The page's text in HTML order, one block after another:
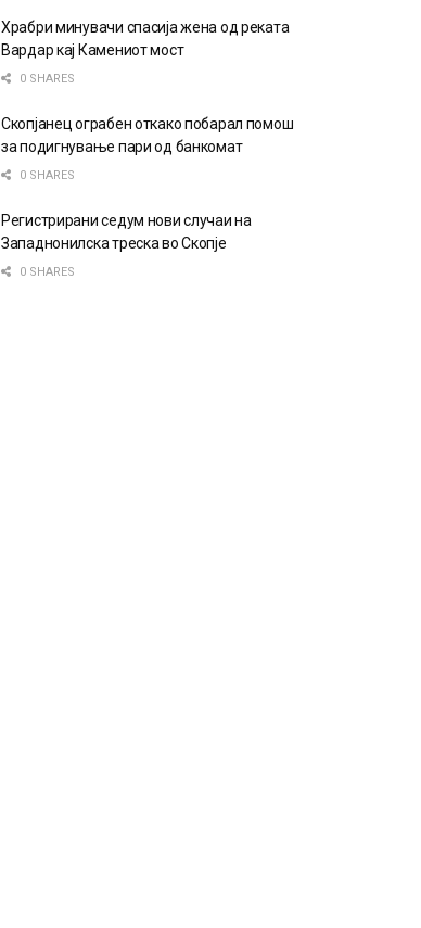
Храбри минувачи спасија жена од реката
Вардар кај Камениот мост
0 SHARES
Скопјанец ограбен откако побарал помош
за подигнување пари од банкомат
0 SHARES
Регистрирани седум нови случаи на
Западнонилска треска во Скопје
0 SHARES